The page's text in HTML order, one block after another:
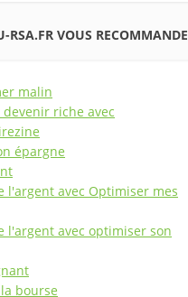
RSA.FR VOUS RECOMMANDE
malin
devenir riche avec
épargne
l'argent avec Optimiser mes
l'argent avec optimiser son
bourse